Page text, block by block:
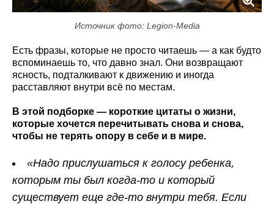
Источник фото: Legion-Media
Есть фразы, которые не просто читаешь — а как будто
вспоминаешь то, что давно знал. Они возвращают
ясность, подталкивают к движению и иногда
расставляют внутри всё по местам.
В этой подборке — короткие цитаты о жизни,
которые хочется перечитывать снова и снова,
чтобы не терять опору в себе и в мире.
«Надо прислушаться к голосу ребенка,
которым ты был когда-то и который
существует еще где-то внутри тебя. Если